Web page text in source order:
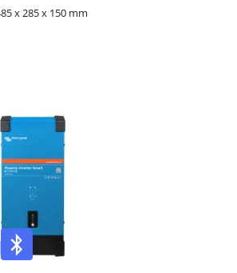
x 285 x 150 mm